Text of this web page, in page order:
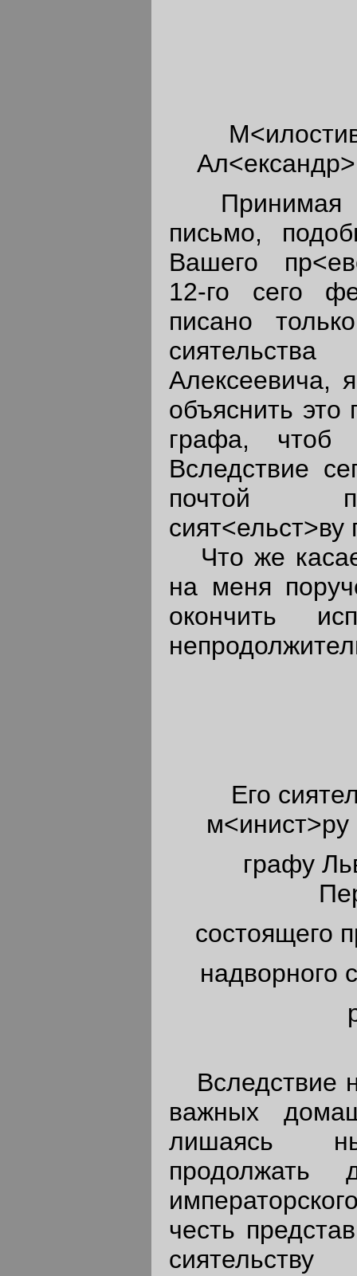
Принимая в
письмо,
Вашего
12-го сего
писано
Алексеевича,
объяснить
графа, чтоб
Вследствие
почтой
сият<ельст>ву
Что же
на меня
окончить
Его
графу
состоящего
надворного
Вследствие
важных
лишаясь
продолжать
честь